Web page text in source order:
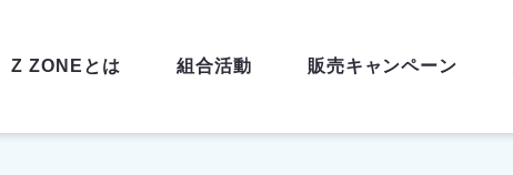
Z ZONEとは 組合活動 販売キャンペーン